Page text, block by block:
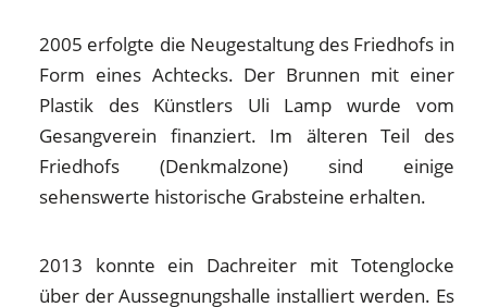
2005 erfolgte die Neugestaltung des Friedhofs in
Form eines Achtecks. Der Brunnen mit einer
Plastik des Künstlers Uli Lamp wurde vom
Gesangverein finanziert. Im älteren Teil des
Friedhofs (Denkmalzone) sind einige
sehenswerte historische Grabsteine erhalten.
2013 konnte ein Dachreiter mit Totenglocke
über der Aussegnungshalle installiert werden. Es